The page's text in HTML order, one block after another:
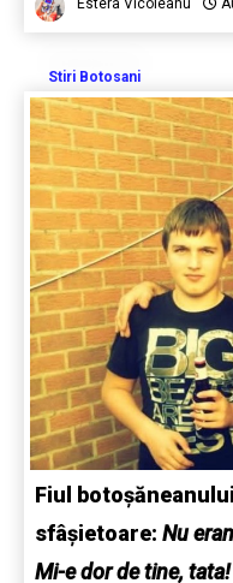
Estera Vicoleanu
Stiri Botosani
Fiul
sfâșietoare: Nu
Mi-e dor de tine, tata!